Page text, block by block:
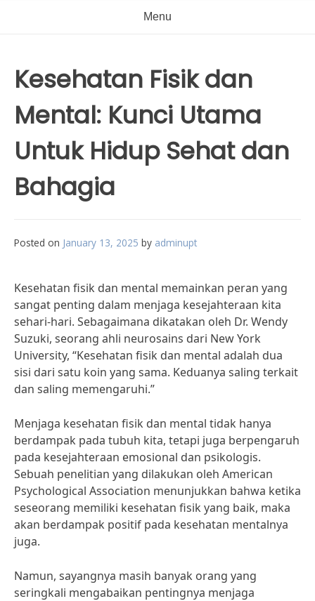
Menu
Kesehatan Fisik dan
Mental: Kunci Utama
Untuk Hidup Sehat dan
Bahagia
Posted on January 13, 2025 by adminupt
Kesehatan fisik dan mental memainkan peran yang
sangat penting dalam menjaga kesejahteraan kita
sehari-hari. Sebagaimana dikatakan oleh Dr. Wendy
Suzuki, seorang ahli neurosains dari New York
University, “Kesehatan fisik dan mental adalah dua
sisi dari satu koin yang sama. Keduanya saling terkait
dan saling memengaruhi.”
Menjaga kesehatan fisik dan mental tidak hanya
berdampak pada tubuh kita, tetapi juga berpengaruh
pada kesejahteraan emosional dan psikologis.
Sebuah penelitian yang dilakukan oleh American
Psychological Association menunjukkan bahwa ketika
seseorang memiliki kesehatan fisik yang baik, maka
akan berdampak positif pada kesehatan mentalnya
juga.
Namun, sayangnya masih banyak orang yang
seringkali mengabaikan pentingnya menjaga